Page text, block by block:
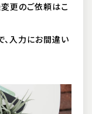
更のご依頼はこ
、入力にお間違い